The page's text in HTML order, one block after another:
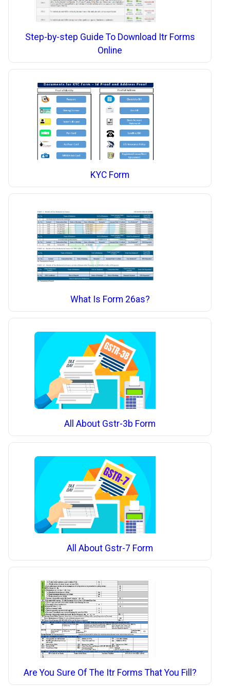
Step-by-step Guide To Download Itr Forms
Online
KYC Form
What Is Form 26as?
All About Gstr-3b Form
All About Gstr-7 Form
Are You Sure Of The Itr Forms That You Fill?